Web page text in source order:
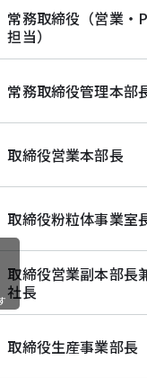
常務取締役（営業・
担当）
常務取締役管理本部
取締役営業本部長
取締役粉粒体事業室
取締役営業副本部長
社長
取締役生産事業部長